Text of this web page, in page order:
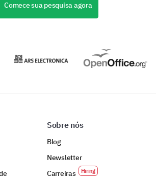
Comece sua pesquisa agora
Sobre nós
Blog
Newsletter
Carreiras